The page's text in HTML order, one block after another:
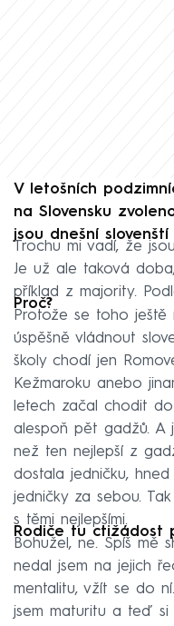
V letošních
na Slovensku
jsou dnešní slovenští
Trochu mi vadí, že
Je už ale taková
příklad z majority.
Proč?
Protože se toho ještě
úspěšně vládnout
školy chodí jen
Kežmaroku anebo
letech začal chodit
alespoň pět gadžů. A
než ten nejlepší z
dostala jedničku,
jedničky za sebou.
s těmi nejlepšími.
Rodiče tu ctižádost
Bohužel, ne. Spíš mě
nedal jsem na jejich
mentalitu, vžít se do
jsem maturitu a teď si